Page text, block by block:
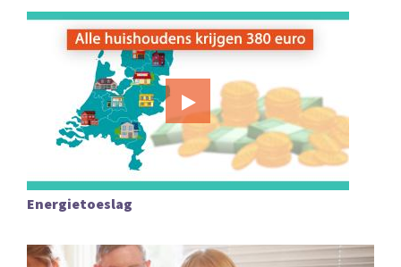
Energietoeslag